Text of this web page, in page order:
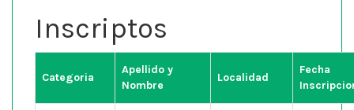
Inscriptos
Categoria
Apellido y
Nombre
Localidad
Fecha